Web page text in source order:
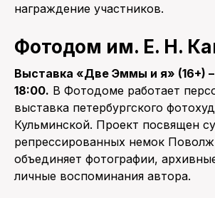
награждение участников.
Фотодом им. Е. Н.
Выставка «Две Эммы и я» (16+) –
18:00. В Фотодоме работает
выставка петербургского
Кульминской. Проект посвящен
репрессированных немок
объединяет фотографии,
личные воспоминания автора.